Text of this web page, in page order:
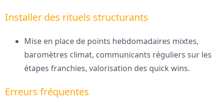
Installer des rituels structurants
Mise en place de points hebdomadaires mixtes,
baromètres climat, communicants réguliers sur les
étapes franchies, valorisation des quick wins.
Erreurs fréquentes